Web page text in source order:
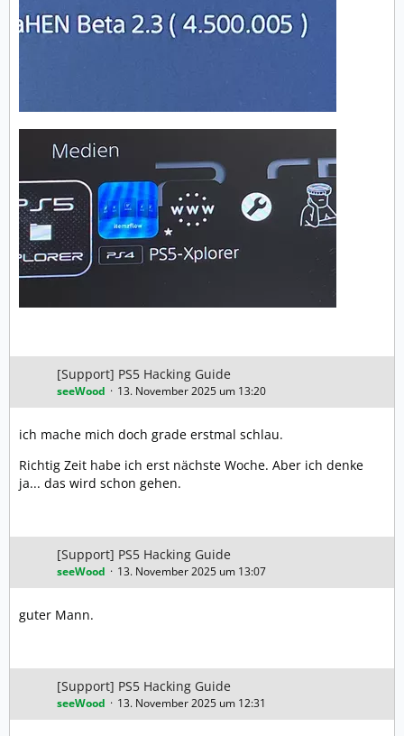
[Support] PS5 Hacking Guide
seeWood 13. November 2025 um 13:20
ich mache mich doch grade erstmal schlau.
Richtig Zeit habe ich erst nächste Woche. Aber ich denke
ja... das wird schon gehen.
[Support] PS5 Hacking Guide
seeWood 13. November 2025 um 13:07
guter Mann.
[Support] PS5 Hacking Guide
seeWood 13. November 2025 um 12:31